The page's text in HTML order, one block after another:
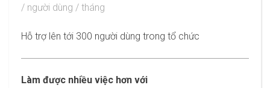
/ người dùng / tháng
Hỗ trợ lên tới 300 người dùng trong tổ chức
Làm được nhiều việc hơn với